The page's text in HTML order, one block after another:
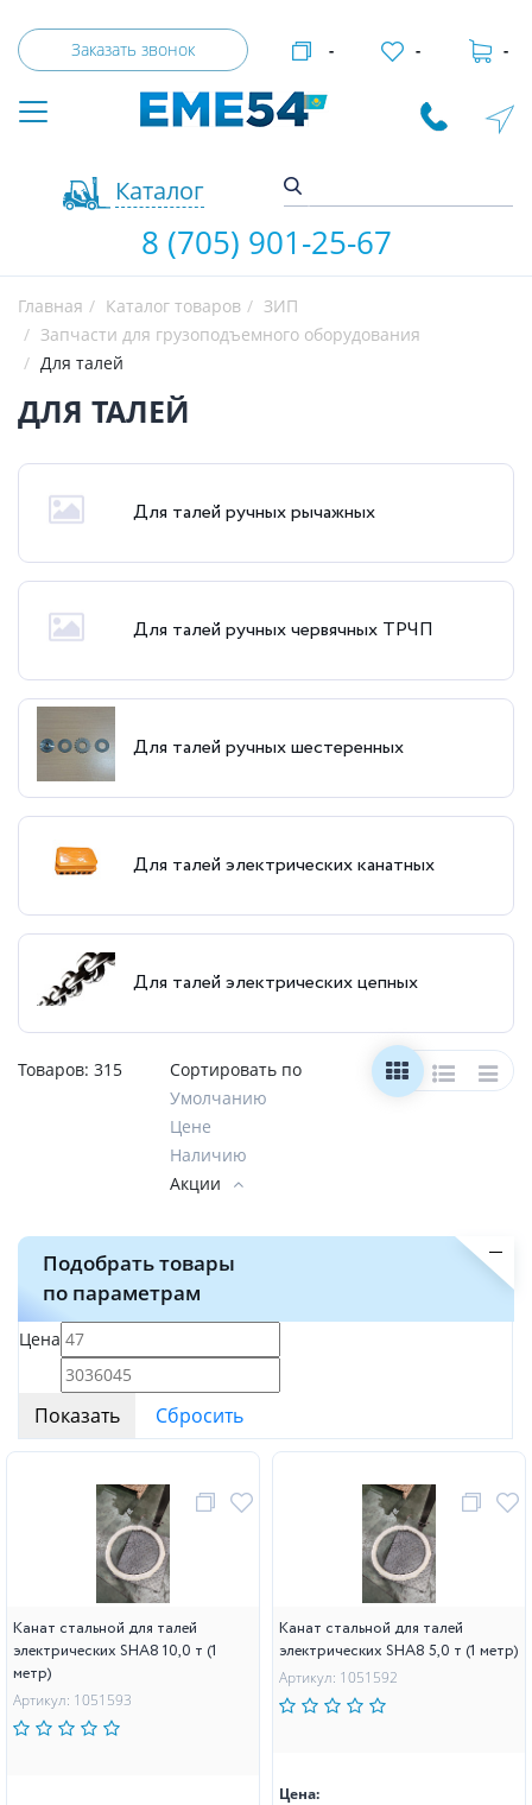
Заказать звонок
Каталог
- - -
8 (705) 901-25-67
Главная Каталог товаров
ЗИП
Запчасти для грузоподъемного оборудования
Для талей
ДЛЯ ТАЛЕЙ
Для талей ручных рычажных
Для талей ручных червячных ТРЧП
Для талей ручных шестеренных
Для талей электрических канатных
Для талей электрических цепных
Товаров: 315
Сортировать по
Умолчанию
Цене
Наличию
Акции
Подобрать товары
по параметрам
Цена
Канат стальной для талей
электрических SHA8 10,0 т (1
метр)
Артикул: 1051593
Канат стальной для талей
электрических SHA8 5,0 т (1 метр)
Артикул: 1051592
Цена: